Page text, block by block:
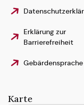
Erklärung zur
Barrierefreiheit
Gebärdensprache
Karte